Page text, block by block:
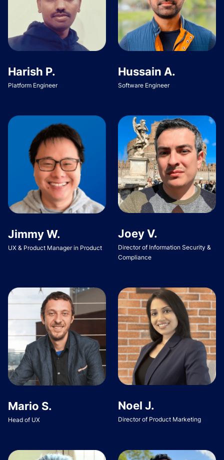
Harish P.
Platform Engineer
Hussain A.
Software Engineer
Jimmy W.
UX & Product Manager in Product
Joey V.
Director of Information Security &
Compliance
Mario S.
Head of UX
Noel J.
Director of Product Marketing